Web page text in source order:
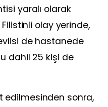
yaralı olarak
olay yerinde,
de hastanede
dahil 25 kişi de
edilmesinden sonra,